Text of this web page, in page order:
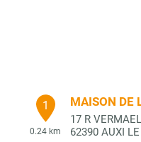
1
0.24 km
MAISON DE
17 R
62390 AUXI